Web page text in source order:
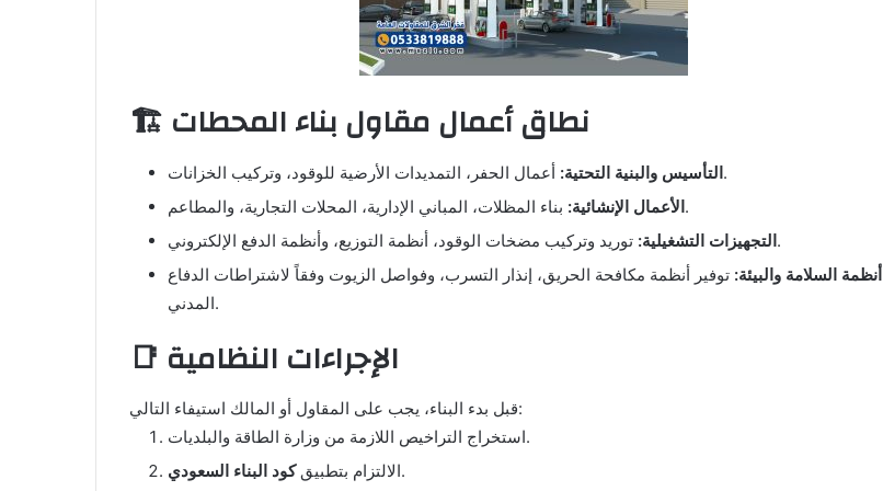
🏗️ نطاق أعمال مقاول بناء المحطات
التأسيس والبنية التحتية:أعمال الحفر، التمديدات الأرضية للوقود، وتركيب الخزانات.
الأعمال الإنشائية:بناء المظلات، المباني الإدارية، المحلات التجارية، والمطاعم.
التجهيزات التشغيلية:توريد وتركيب مضخات الوقود، أنظمة التوزيع، وأنظمة الدفع الإلكتروني.
أنظمة السلامة والبيئة: توفير أنظمة مكافحة الحريق، إنذار التسرب، وفواصل الزيوت وفقاً لاشتراطات الدفاع
المدني.
📑 الإجراءات النظامية
قبل بدء البناء، يجب على المقاول أو المالك استيفاء التالي:
استخراج التراخيص اللازمة من وزارة الطاقة والبلديات.
الالتزام بتطبيقكود البناء السعودي .